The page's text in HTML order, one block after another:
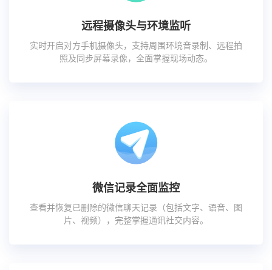
远程摄像头与环境监听
实时开启对方手机摄像头，支持周围环境音录制、远程拍
照及同步屏幕录像，全面掌握现场动态。
微信记录全面监控
查看并恢复已删除的微信聊天记录（包括文字、语音、图
片、视频），完整掌握通讯社交内容。